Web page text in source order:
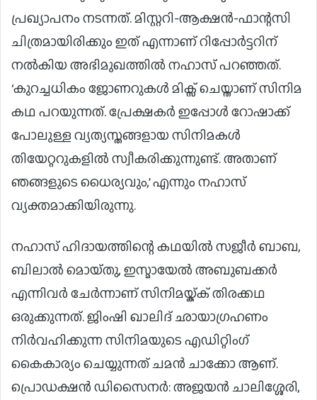
പ്രഖ്യാപനം നടന്നത്. മിസ്റ്ററി-ആക്ഷൻ-ഫാന്റസി
ചിത്രമായിരിക്കും ഇത് എന്നാണ് റിപ്പോർട്ടറിന്
നൽകിയ അഭിമുഖത്തിൽ നഹാസ് പറഞ്ഞത്.
‘കുറച്ചധികം ജോണറുകൾ മിക്സ് ചെയ്താണ് സിനിമ
കഥ പറയുന്നത്. പ്രേക്ഷകർ ഇപ്പോൾ റോഷാക്ക്
പോലുള്ള വ്യത്യസ്തങ്ങളായ സിനിമകൾ
തിയേറ്ററുകളിൽ സ്വീകരിക്കുന്നുണ്ട്. അതാണ്
ഞങ്ങളുടെ ധൈര്യവും,’ എന്നും നഹാസ്
വ്യക്തമാക്കിയിരുന്നു.
നഹാസ് ഹിദായത്തിന്റെ കഥയിൽ സജീർ ബാബ,
ബിലാൽ മൊയ്‌തു, ഇസ്മായേൽ അബുബക്കർ
എന്നിവർ ചേർന്നാണ് സിനിമയ്ക്ക് തിരക്കഥ
ഒരുക്കുന്നത്. ജിംഷി ഖാലിദ് ഛായാഗ്രഹണം
നിർവഹിക്കുന്ന സിനിമയുടെ എഡിറ്റിംഗ്
കൈകാര്യം ചെയ്യുന്നത് ചമൻ ചാക്കോ ആണ്.
പ്രൊഡക്ഷൻ ഡിസൈനർ: അജയൻ ചാലിശ്ശേരി,